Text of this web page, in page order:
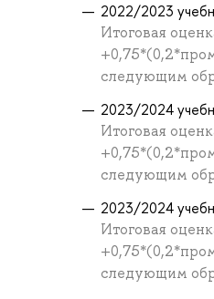
2022/2023
Итоговая
следующим
2023/2024
Итоговая
следующим
2023/2024
Итоговая
следующим